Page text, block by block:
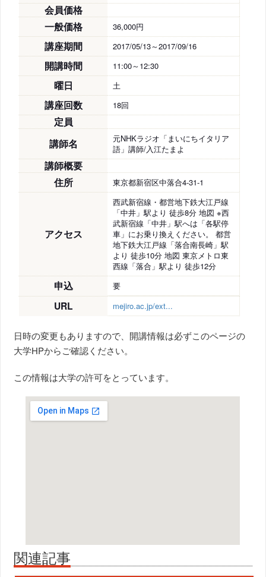
会員価格
一般価格
36,000円
講座期間 2017/05/13～2017/09/16
開講時間 11:00～12:30
曜日 土
講座回数 18回
定員
講師名
元NHKラジオ「まいにちイタリア
語」講師/入江たまよ
講師概要
住所
東京都新宿区中落合4-31-1
アクセス
西武新宿線・都営地下鉄大江戸線
「中井」駅より 徒歩8分 地図 ※西
武新宿線「中井」駅へは「各駅停
車」にお乗り換えください。 都営
地下鉄大江戸線「落合南長崎」駅
より 徒歩10分 地図 東京メトロ東
西線「落合」駅より 徒歩12分
申込 要
URL mejiro.ac.jp/ext...
日時の変更もありますので、開講情報は必ずこのページの
大学HPからご確認ください。
この情報は大学の許可をとっています。
関連記事